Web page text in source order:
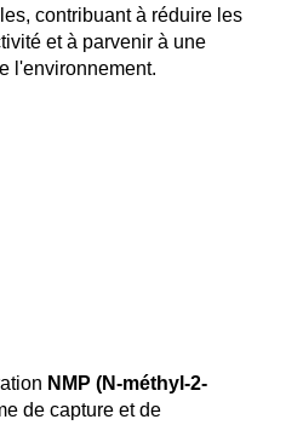
contribuant à réduire les
et à parvenir à une
l'environnement.
NMP (N-méthyl-2-
de capture et de